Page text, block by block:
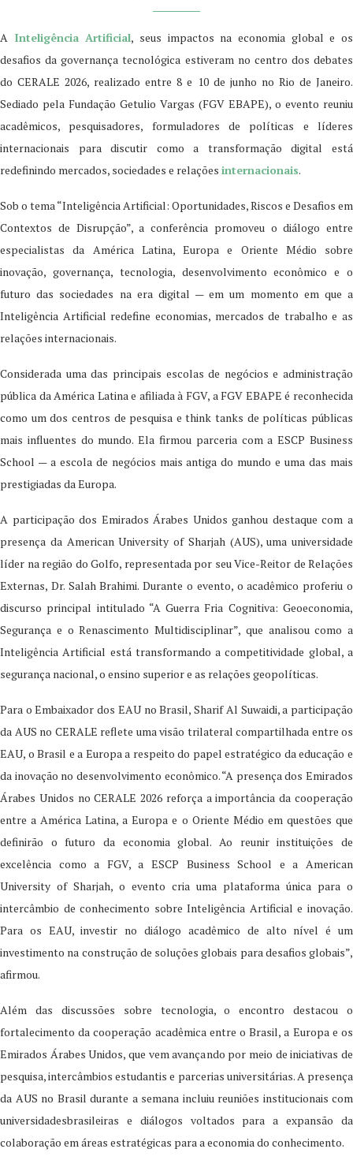
A Inteligência Artificial, seus impactos na economia global e os
desafios da governança tecnológica estiveram no centro dos debates
do CERALE 2026, realizado entre 8 e 10 de junho no Rio de Janeiro.
Sediado pela Fundação Getulio Vargas (FGV EBAPE), o evento reuniu
acadêmicos, pesquisadores, formuladores de políticas e líderes
internacionais para discutir como a transformação digital está
redefinindo mercados, sociedades e relações internacionais.
Sob o tema “Inteligência Artificial: Oportunidades, Riscos e Desafios em
Contextos de Disrupção”, a conferência promoveu o diálogo entre
especialistas da América Latina, Europa e Oriente Médio sobre
inovação, governança, tecnologia, desenvolvimento econômico e o
futuro das sociedades na era digital — em um momento em que a
Inteligência Artificial redefine economias, mercados de trabalho e as
relações internacionais.
Considerada uma das principais escolas de negócios e administração
pública da América Latina e afiliada à FGV, a FGV EBAPE é reconhecida
como um dos centros de pesquisa e think tanks de políticas públicas
mais influentes do mundo. Ela firmou parceria com a ESCP Business
School — a escola de negócios mais antiga do mundo e uma das mais
prestigiadas da Europa.
A participação dos Emirados Árabes Unidos ganhou destaque com a
presença da American University of Sharjah (AUS), uma universidade
líder na região do Golfo, representada por seu Vice-Reitor de Relações
Externas, Dr. Salah Brahimi. Durante o evento, o acadêmico proferiu o
discurso principal intitulado “A Guerra Fria Cognitiva: Geoeconomia,
Segurança e o Renascimento Multidisciplinar”, que analisou como a
Inteligência Artificial está transformando a competitividade global, a
segurança nacional, o ensino superior e as relações geopolíticas.
Para o Embaixador dos EAU no Brasil, Sharif Al Suwaidi, a participação
da AUS no CERALE reflete uma visão trilateral compartilhada entre os
EAU, o Brasil e a Europa a respeito do papel estratégico da educação e
da inovação no desenvolvimento econômico. “A presença dos Emirados
Árabes Unidos no CERALE 2026 reforça a importância da cooperação
entre a América Latina, a Europa e o Oriente Médio em questões que
definirão o futuro da economia global. Ao reunir instituições de
excelência como a FGV, a ESCP Business School e a American
University of Sharjah, o evento cria uma plataforma única para o
intercâmbio de conhecimento sobre Inteligência Artificial e inovação.
Para os EAU, investir no diálogo acadêmico de alto nível é um
investimento na construção de soluções globais para desafios globais”,
afirmou.
Além das discussões sobre tecnologia, o encontro destacou o
fortalecimento da cooperação acadêmica entre o Brasil, a Europa e os
Emirados Árabes Unidos, que vem avançando por meio de iniciativas de
pesquisa, intercâmbios estudantis e parcerias universitárias. A presença
da AUS no Brasil durante a semana incluiu reuniões institucionais com
universidadesbrasileiras e diálogos voltados para a expansão da
colaboração em áreas estratégicas para a economia do conhecimento.